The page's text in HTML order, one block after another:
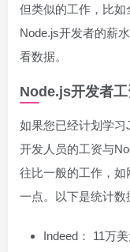
但类似的工作，比如
Node.js开发者的薪
看数据。
Node.js开发者
如果您已经计划学
开发人员的工资与
往比一般的工作，
一点。以下是统计数
Indeed： 11万